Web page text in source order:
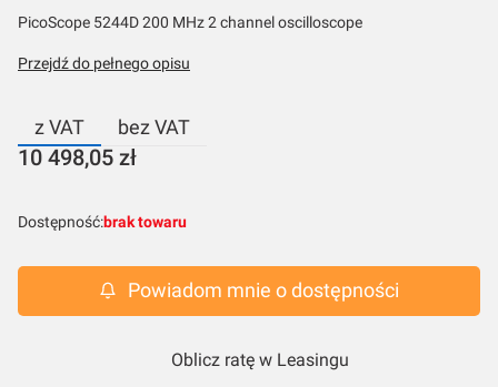
PicoScope 5244D 200 MHz 2 channel oscilloscope
Przejdź do pełnego opisu
z VAT bez VAT
Cena
10 498,05 zł
Dostępność:brak towaru
Powiadom mnie o dostępności
Oblicz ratę w Leasingu